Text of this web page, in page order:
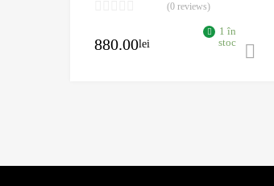
(0 reviews)
880.00lei
1 în
stoc